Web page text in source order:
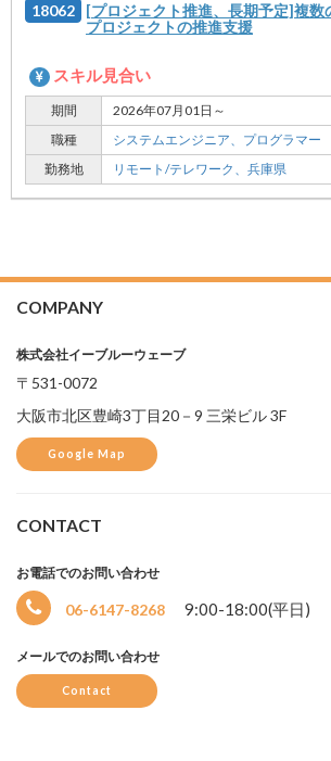
18062
[プロジェクト推進、長期予定]複
プロジェクトの推進支援
スキル見合い
期間
2026年07月01日～
職種
システムエンジニア、 プログラマー
勤務地
リモート/テレワーク、 兵庫県
COMPANY
株式会社イーブルーウェーブ
〒531-0072
大阪市北区豊崎3丁目20－9 三栄ビル 3F
Google Map
CONTACT
お電話でのお問い合わせ
06-6147-8268 9:00-18:00(平日)
メールでのお問い合わせ
Contact